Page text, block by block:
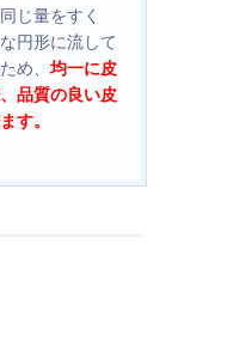
じ量をすく
円形に流して
め、均一に皮
品質の良い皮
す。